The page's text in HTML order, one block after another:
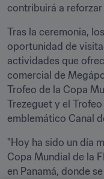
contribuirá a
Tras la ceremonia,
oportunidad de
actividades que
comercial de
Trofeo de la Copa
Trezeguet y el
emblemático Canal
"Hoy ha sido un día
Copa Mundial de la
en Panamá, donde